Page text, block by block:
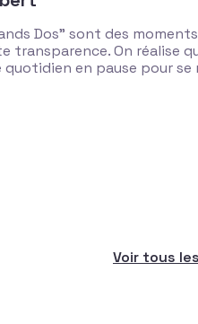
Dos" sont des
transparence. On réalise
quotidien en pause pour
Voir tous